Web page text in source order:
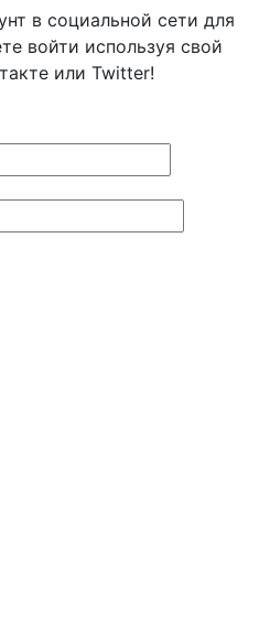
в социальной сети для
войти используя свой
или Twitter!